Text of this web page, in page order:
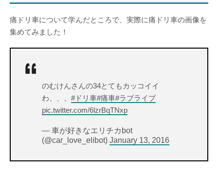
痛ドリ車について学んだところで、実際に痛ドリ車の画像を
集めてみました！
のむけんさんの34とてもカッコイイ
わ、、、 #ドリ車#痛車#ラブライブ
pic.twitter.com/6lzrBqTNxp
— 車が好きなエリチカbot
(@car_love_elibot) January 13, 2016